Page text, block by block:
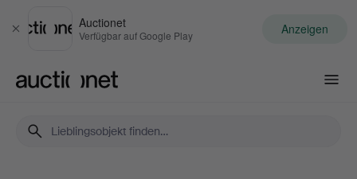
Schließen
Auctionet
Verfügbar auf Google Play Anzeigen